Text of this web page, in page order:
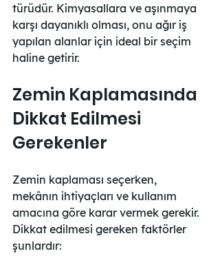
türüdür. Kimyasallara ve aşınmaya
karşı dayanıklı olması, onu ağır iş
yapılan alanlar için ideal bir seçim
haline getirir.
Zemin Kaplamasında
Dikkat Edilmesi
Gerekenler
Zemin kaplaması seçerken,
mekânın ihtiyaçları ve kullanım
amacına göre karar vermek gerekir.
Dikkat edilmesi gereken faktörler
şunlardır: